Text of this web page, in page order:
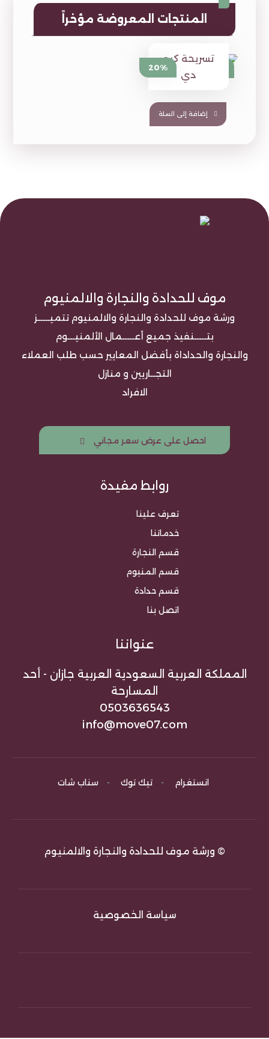
المنتجات المعروضة مؤخراً
تسريحة كيو
دي
⃁ 1,349
20%
إضافة إلى السلة
موف للحدادة والنجارة والالمنيوم
ورشة موف للحدادة والنجارة والالمنيوم تتميـــــز
بتـــــنفيذ جميع أعـــــمال الألمنيـــوم
والنجارة والحداداة بأفضل المعايير حسب طلب العملاء
التجــاريين و منازل
الافراد
احصل على عرض سعر مجاني
روابط مفيدة
تعرف علينا
خدماتنا
قسم النجارة
قسم المنيوم
قسم حدادة
اتصل بنا
عنواننا
المملكة العربية السعودية العربية جازان - أحد
المسارحة
0503636543
info@move07.com
انستغرام - تيك توك - سناب شات
© ورشة موف للحدادة والنجارة والالمنيوم
سياسة الخصوصية